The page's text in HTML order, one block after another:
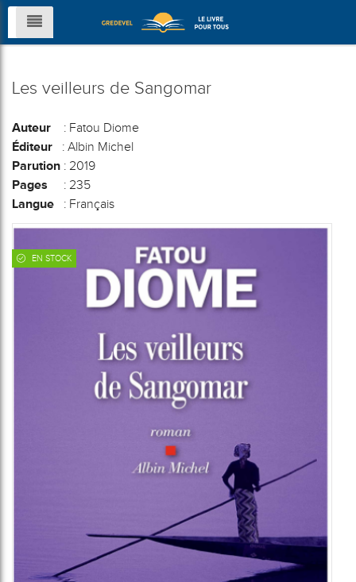
Les veilleurs de Sangomar
Auteur : Fatou Diome
Éditeur : Albin Michel
Parution : 2019
Pages : 235
Langue : Français
EN STOCK